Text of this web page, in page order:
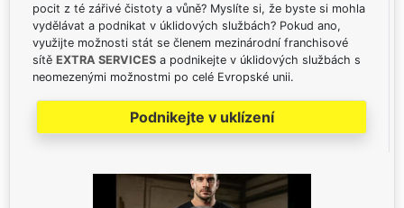
pocit z té zářivé čistoty a vůně? Myslíte si, že byste si mohla
vydělávat a podnikat v úklidových službách? Pokud ano,
využijte možnosti stát se členem mezinárodní franchisové
sítě EXTRA SERVICES a podnikejte v úklidových službách s
neomezenými možnostmi po celé Evropské unii.
Podnikejte v uklízení